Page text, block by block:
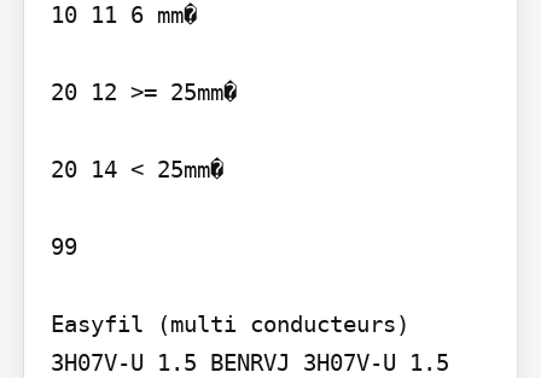
10 11 6 mm�
20 12 >= 25mm�
20 14 < 25mm�
99
Easyfil (multi conducteurs)
3H07V-U 1.5 BENRVJ 3H07V-U 1.5